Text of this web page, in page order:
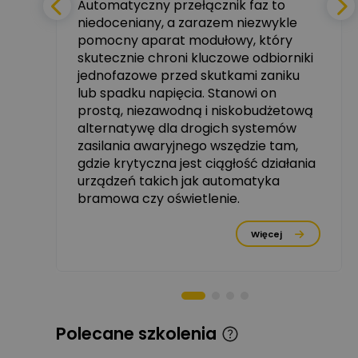
Ekspert ABB
Ekspert, ABB Zadaj pytanie
Michał Szulborski
Ekspert ETI - Dr inż. w
dziedzinie Aparatów
Elektrycznych / Senior
R&D Scientist / Product
Manager
Zadaj pytanie
Tomasz Dźwigała
Ekspert Menadżer
Piotr Muskała
Ekspert Specjalista ds
Automatyczny przełącznik faz to
niedoceniany, a zarazem niezwykle
pomocny aparat modułowy, który
skutecznie chroni kluczowe odbiorniki
jednofazowe przed skutkami zaniku
lub spadku napięcia. Stanowi on
prostą, niezawodną i niskobudżetową
alternatywę dla drogich systemów
zasilania awaryjnego wszędzie tam,
gdzie krytyczna jest ciągłość działania
urządzeń takich jak automatyka
bramowa czy oświetlenie.
Więcej
Polecane szkolenia